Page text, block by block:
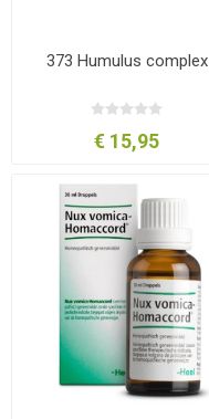
373 Humulus complex
€ 15,95